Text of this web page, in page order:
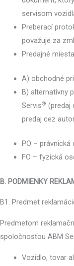
servisom
Preberací
považuje za
Predajné
A) obchodné
B) alternatívny
Servis® (predaj
predaj cez
PO – právnická
FO – fyzická
B. PODMIENKY
B1. Predmet
Predmetom
spoločnosťou ABM
Vozidlo, tovar